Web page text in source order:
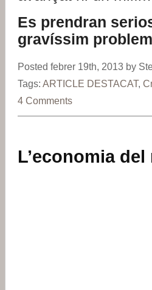
Es prendran
gravíssim
Posted febrer 19th, 2013 by
Tags: ARTICLE DESTACAT,
4 Comments
L’economia